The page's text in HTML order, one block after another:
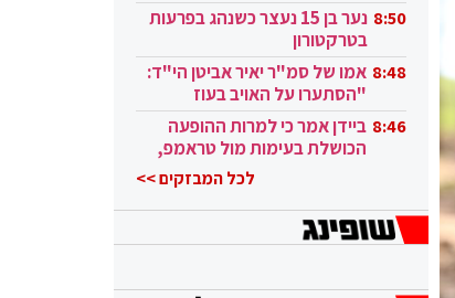
8:50
נער בן 15 נעצר כשנהג בפרעות
בטרקטורון
8:48 אמו של סמ"ר יאיר אביטן הי"ד:
"הסתערו על האויב בעוז
ובגבורה" 8:46 ביידן אמר כי למרות ההופעה
הכושלת בעימות מול טראמפ,
לכל המבזקים >>